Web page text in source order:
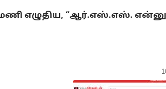
எழுதிய, “ஆர்.எஸ்.எஸ்.